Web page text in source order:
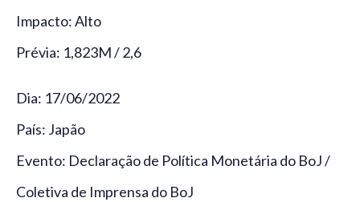
Impacto: Alto
Prévia: 1,823M / 2,6
Dia: 17/06/2022
País: Japão
Evento: Declaração de Política Monetária do BoJ /
Coletiva de Imprensa do BoJ